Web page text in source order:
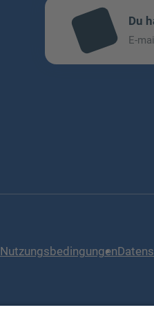
mai
l
Du
E-
Nutzungsbedingungen